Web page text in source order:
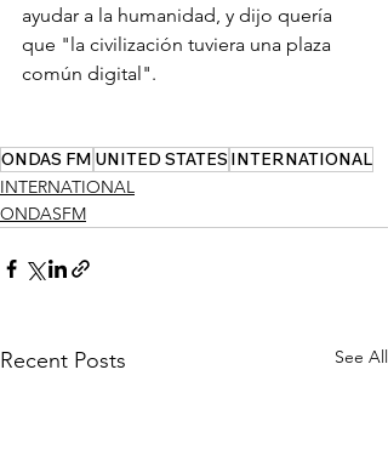
ayudar a la humanidad, y dijo quería
que "la civilización tuviera una plaza
común digital".
ONDAS FM UNITED STATES INTERNATIONAL
INTERNATIONAL
ONDASFM
Recent Posts See All